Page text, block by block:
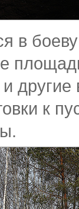
в
и
к